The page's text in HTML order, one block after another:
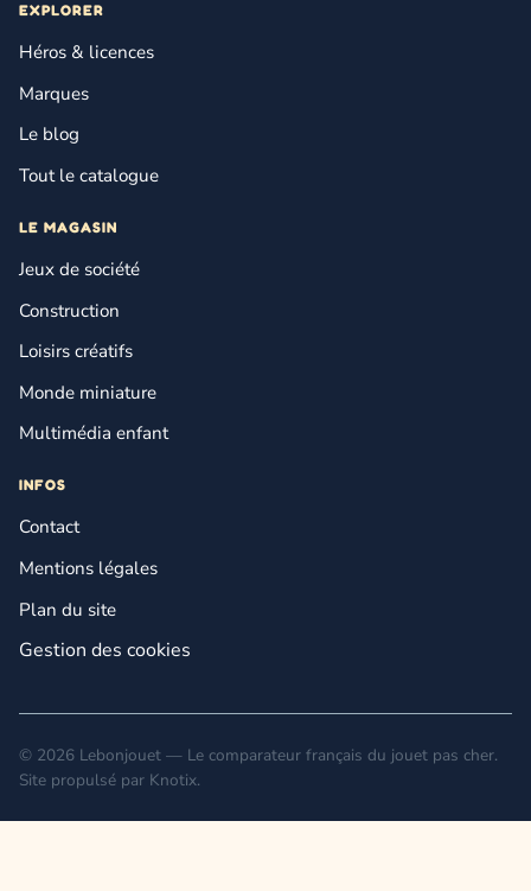
EXPLORER
Héros & licences
Marques
Le blog
Tout le catalogue
LE MAGASIN
Jeux de société
Construction
Loisirs créatifs
Monde miniature
Multimédia enfant
INFOS
Contact
Mentions légales
Plan du site
Gestion des cookies
© 2026 Lebonjouet — Le comparateur français du jouet pas cher.
Site propulsé par Knotix.